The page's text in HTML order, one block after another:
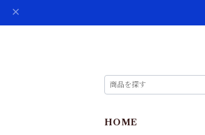
HOME